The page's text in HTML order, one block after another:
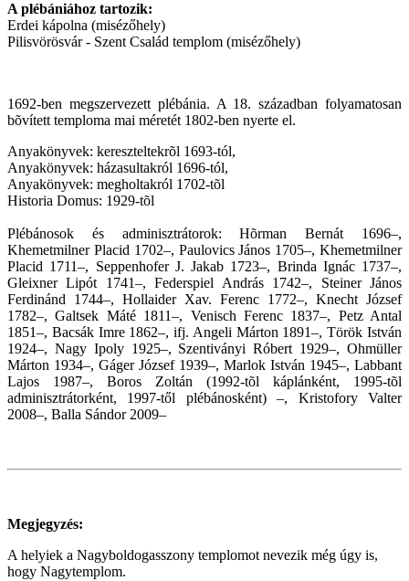
A plébániához tartozik:
Erdei kápolna (misézőhely)
Pilisvörösvár - Szent Család templom (misézőhely)
1692-ben megszervezett plébánia. A 18. században folyamatosan
bõvített temploma mai méretét 1802-ben nyerte el.
Anyakönyvek: kereszteltekrõl 1693-tól,
Anyakönyvek: házasultakról 1696-tól,
Anyakönyvek: megholtakról 1702-tõl
Historia Domus: 1929-tõl
Plébánosok és adminisztrátorok: Hõrman Bernát 1696–,
Khemetmilner Placid 1702–, Paulovics János 1705–, Khemetmilner
Placid 1711–, Seppenhofer J. Jakab 1723–, Brinda Ignác 1737–,
Gleixner Lipót 1741–, Federspiel András 1742–, Steiner János
Ferdinánd 1744–, Hollaider Xav. Ferenc 1772–, Knecht József
1782–, Galtsek Máté 1811–, Venisch Ferenc 1837–, Petz Antal
1851–, Bacsák Imre 1862–, ifj. Angeli Márton 1891–, Török István
1924–, Nagy Ipoly 1925–, Szentiványi Róbert 1929–, Ohmüller
Márton 1934–, Gáger József 1939–, Marlok István 1945–, Labbant
Lajos 1987–, Boros Zoltán (1992-tõl káplánként, 1995-tõl
adminisztrátorként, 1997-től plébánosként) –, Kristofory Valter
2008–, Balla Sándor 2009–
Megjegyzés:
A helyiek a Nagyboldogasszony templomot nevezik még úgy is,
hogy Nagytemplom.